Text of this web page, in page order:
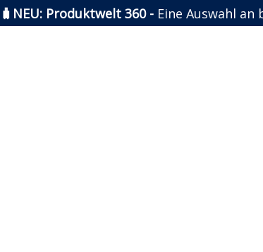
🧳NEU: Produktwelt 360 - Eine Auswahl